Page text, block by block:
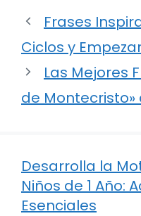
Frases
Ciclos y
Las Mejores
de
Desarrolla la
Niños de 1 Año:
Esenciales